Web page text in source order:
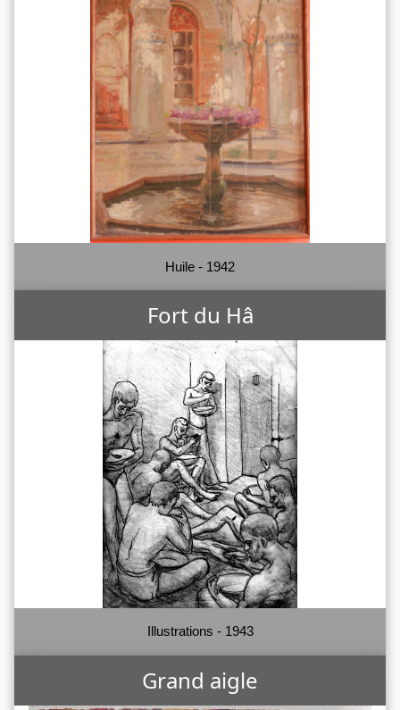
Huile - 1942
Fort du Hâ
Illustrations - 1943
Grand aigle